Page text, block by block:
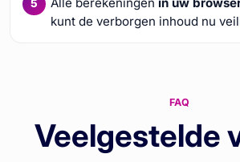
kunt de verborgen inhoud nu
FAQ
Veelgestelde